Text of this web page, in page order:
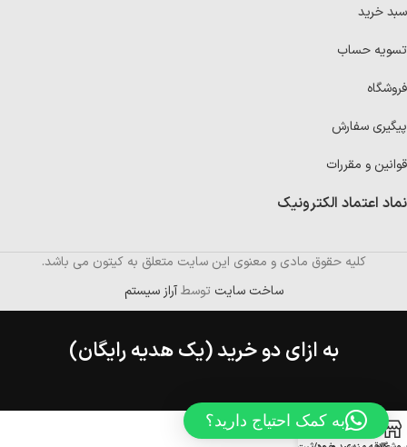
سبد خرید
تسویه حساب
فروشگاه
پیگیری سفارش
قوانین و مقررات
نماد اعتماد الکترونیک
کلیه حقوق مادی و معنوی این سایت متعلق به کیتون می باشد.
ساخت سایت توسطآراز سیستم
به ازای دو خرید (یک هدیه رایگان)
به کمک احتیاج دارید؟